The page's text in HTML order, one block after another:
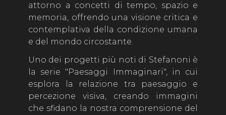
attorno a concetti di tempo, spazio e
memoria, offrendo una visione critica e
contemplativa della condizione umana
e del mondo circostante.
Uno dei progetti più noti di Stefanoni è
la serie "Paesaggi Immaginari", in cui
esplora la relazione tra paesaggio e
percezione visiva, creando immagini
che sfidano la nostra comprensione del